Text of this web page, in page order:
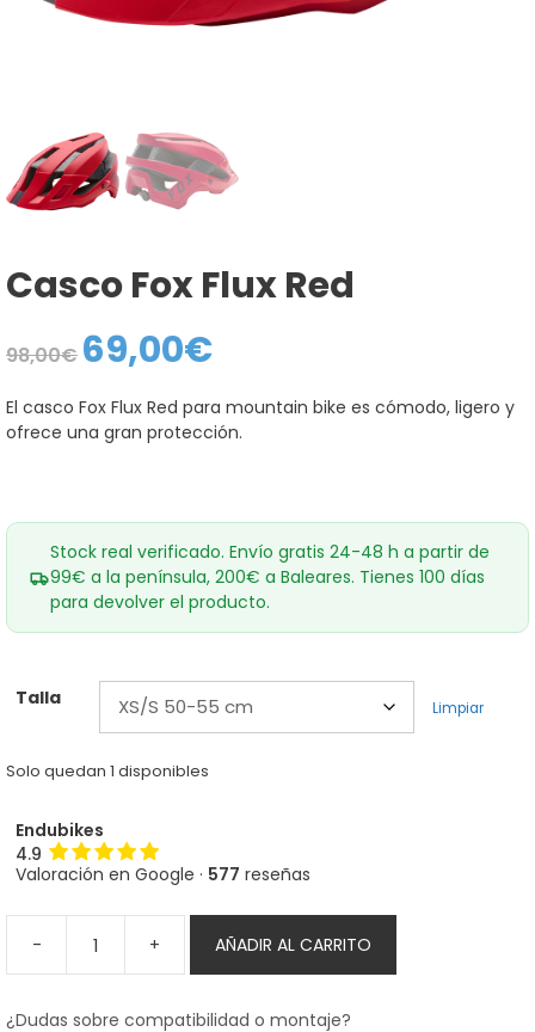
Casco Fox Flux Red
98,00€
El
precio
era:
98,00€.
69,00€El
precio
69,00€.
El casco Fox Flux Red para mountain bike es cómodo, ligero y
ofrece una gran protección.
Stock real verificado. Envío gratis 24-48 h a partir de
99€ a la península, 200€ a Baleares. Tienes 100 días
para devolver el producto.
Talla Limpiar
Solo quedan 1 disponibles
Endubikes
4.9
Valoración en Google · 577 reseñas
-
Casco
Fox
+ AÑADIR AL CARRITO
¿Dudas sobre compatibilidad o montaje?